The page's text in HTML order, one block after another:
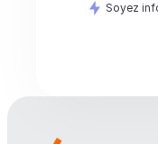
Soyez